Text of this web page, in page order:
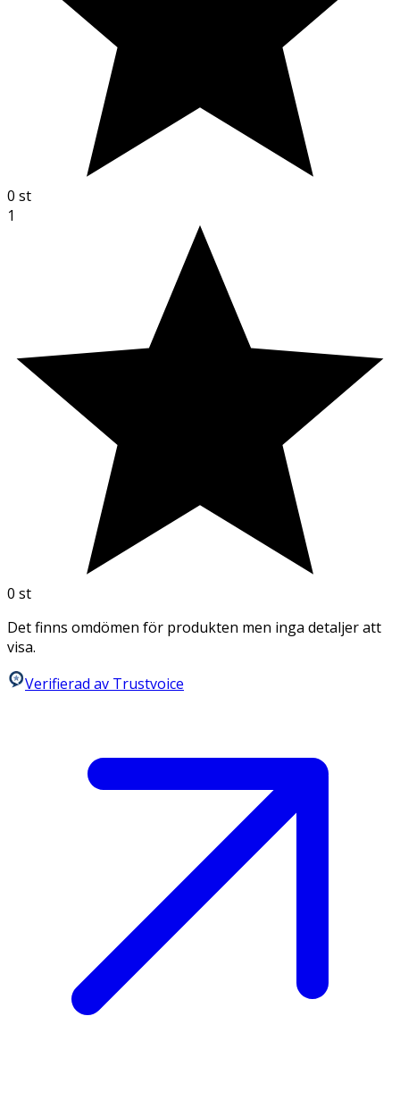
0 st
1
0 st
Det finns omdömen för produkten men inga detaljer att
visa.
Verifierad av Trustvoice